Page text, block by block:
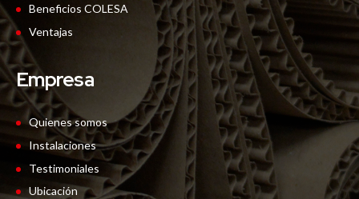
Beneficios COLESA
Ventajas
Empresa
Quienes somos
Instalaciones
Testimoniales
Ubicación